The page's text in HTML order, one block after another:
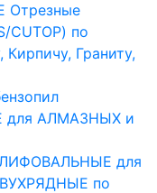
CUTOP) по
Граниту,
для АЛМАЗНЫХ и
для
по